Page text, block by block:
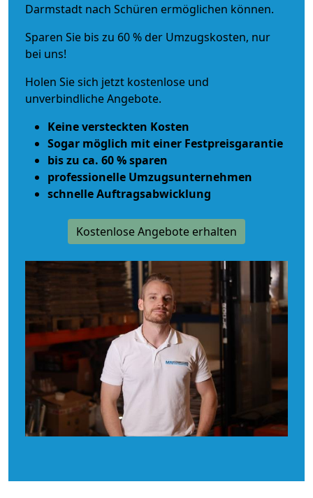
Darmstadt nach Schüren ermöglichen können.
Sparen Sie bis zu 60 % der Umzugskosten, nur
bei uns!
Holen Sie sich jetzt kostenlose und
unverbindliche Angebote.
Keine versteckten Kosten
Sogar möglich mit einer Festpreisgarantie
bis zu ca. 60 % sparen
professionelle Umzugsunternehmen
schnelle Auftragsabwicklung
Kostenlose Angebote erhalten